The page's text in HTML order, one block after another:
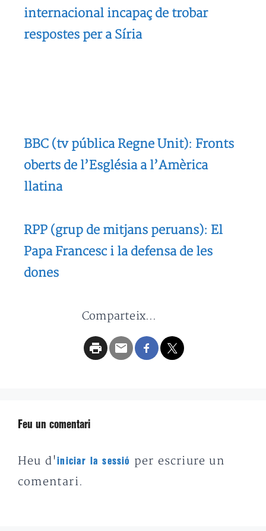
internacional incapaç de trobar
respostes per a Síria
BBC (tv pública Regne Unit): Fronts
oberts de l’Església a l’Amèrica
llatina
RPP (grup de mitjans peruans): El
Papa Francesc i la defensa de les
dones
Comparteix...
Feu un comentari
Heu d'iniciar la sessió
per escriure un
comentari.